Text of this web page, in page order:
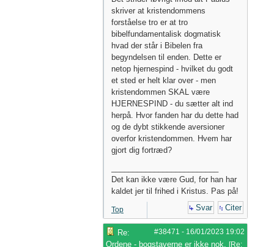
skriver at kristendommens
forståelse tro er at tro
bibelfundamentalisk dogmatisk
hvad der står i Bibelen fra
begyndelsen til enden. Dette er
netop hjernespind - hvilket du godt
et sted er helt klar over - men
kristendommen SKAL være
HJERNESPIND - du sætter alt ind
herpå. Hvor fanden har du dette had
og de dybt stikkende aversioner
overfor kristendommen. Hvem har
gjort dig fortræd?
Det kan ikke være Gud, for han har
kaldet jer til frihed i Kristus. Pas på!
Top Svar Citer
#38471 - 16/01/2023 19:02
Re:
Ordene - bogstaverne er ikke nok. [Re: